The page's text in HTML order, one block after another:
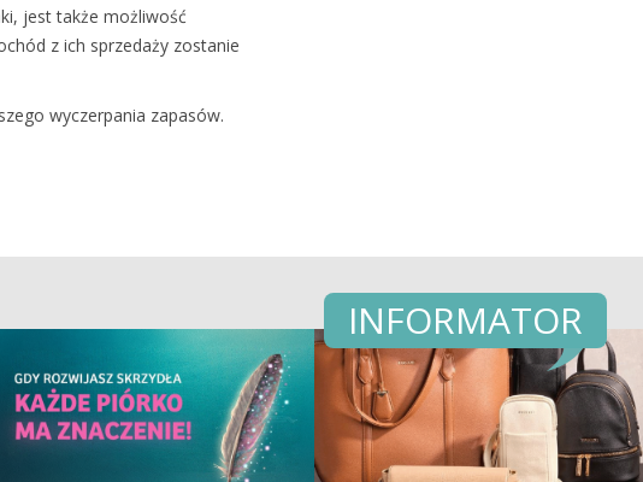
jest także możliwość
z ich sprzedaży zostanie
wyczerpania zapasów.
INFORMATOR